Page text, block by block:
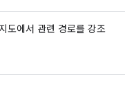
도에서 관련 경로를 강조